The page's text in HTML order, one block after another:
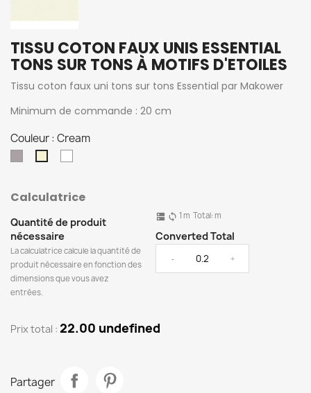
TISSU COTON FAUX UNIS ESSENTIAL
TONS SUR TONS À MOTIFS D'ETOILES
Tissu coton faux uni tons sur tons Essential par Makower
Minimum de commande : 20 cm
Couleur : Cream
Calculatrice
Quantité de produit
nécessaire
La calculatrice calcule la quantité de
produit nécessaire en fonction des
dimensions que vous avez
entrées.
dns sync 1 m Total:m
Converted Total
- +
Prix ​​total : 22.00 undefined
Partager